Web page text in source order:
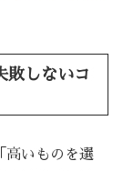
敗しないコ
高いものを選